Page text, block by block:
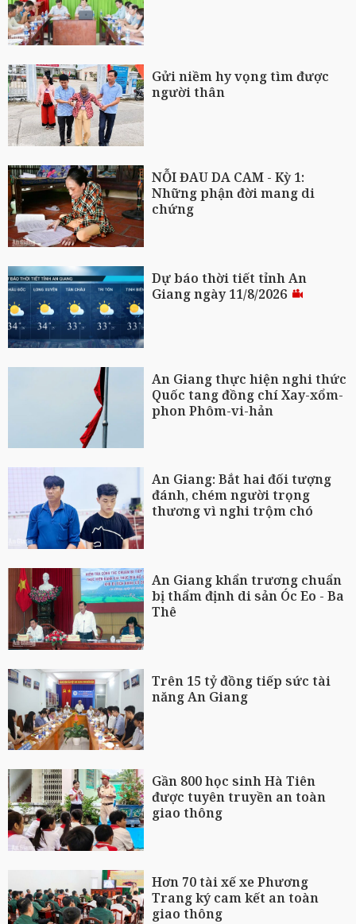
Gửi niềm hy vọng tìm được
người thân
NỖI ĐAU DA CAM - Kỳ 1:
Những phận đời mang di
chứng
Dự báo thời tiết tỉnh An
Giang ngày 11/8/2026
An Giang thực hiện nghi thức
Quốc tang đồng chí Xay-xổm-
phon Phôm-vi-hản
An Giang: Bắt hai đối tượng
đánh, chém người trọng
thương vì nghi trộm chó
An Giang khẩn trương chuẩn
bị thẩm định di sản Óc Eo - Ba
Thê
Trên 15 tỷ đồng tiếp sức tài
năng An Giang
Gần 800 học sinh Hà Tiên
được tuyên truyền an toàn
giao thông
Hơn 70 tài xế xe Phương
Trang ký cam kết an toàn
giao thông